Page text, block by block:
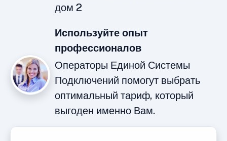
дом 2
Используйте опыт
профессионалов
Операторы Единой Системы
Подключений помогут выбрать
оптимальный тариф, который
выгоден именно Вам.